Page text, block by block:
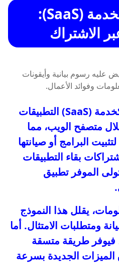
البرمجيات كخدمة (SaaS):
الاشتراك
يُقدم نموذج البرمجيات كخدمة (SaaS) التطبيقات
متصفح الويب، مما
البرامج أو صيانتها
بقاء التطبيقات
الموفر تطبيق
يقلل هذا النموذج
ومتطلبات الامتثال. أما
فيوفر طريقة متسقة
الجديدة بسرعة